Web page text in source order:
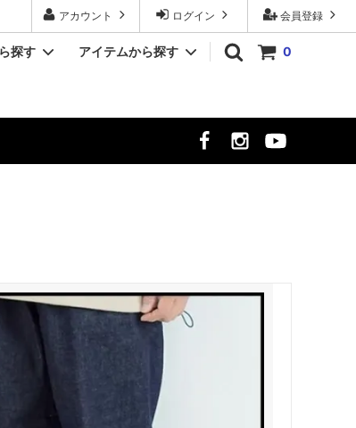
会員登録
ログイン
アカウント
0
探す
LUCEBER/ルースバー
hayt/ハイト
Bernabeu/ベルナベウ
アイテムから探す